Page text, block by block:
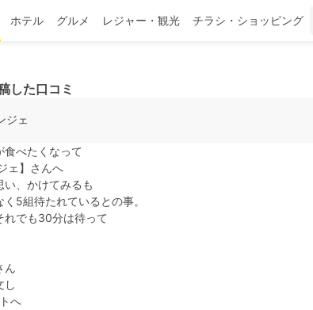
ホテル グルメ レジャー・観光 チラシ・ショッピング
した口コミ
ジェ
食べたくなって
ェ】さんへ
い、かけてみるも
5組待たれているとの事。
れでも30分は待って
ん
し
へ